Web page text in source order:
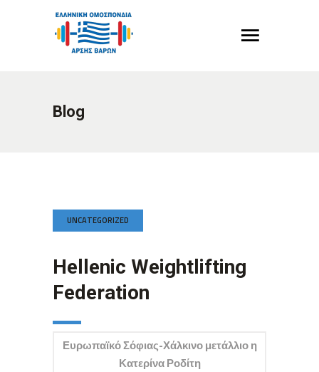
Blog
UNCATEGORIZED
Hellenic Weightlifting
Federation
Ευρωπαϊκό Σόφιας-Χάλκινο μετάλλιο η
Κατερίνα Ροδίτη